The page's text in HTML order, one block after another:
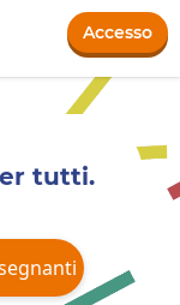
Accesso
tutti.